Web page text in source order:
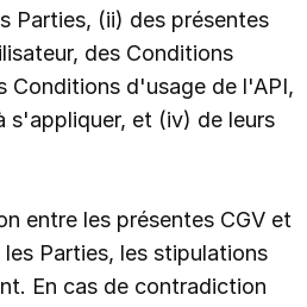
Parties, (ii) des présentes
des Conditions
Conditions d'usage de l'API,
s'appliquer, et (iv) de leurs
entre les présentes CGV et
Parties, les stipulations
En cas de contradiction